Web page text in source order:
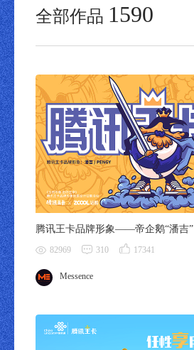
全部作品 1590
腾讯王卡品牌形象——帝企鹅“潘吉”
82969 310 17341
Messence